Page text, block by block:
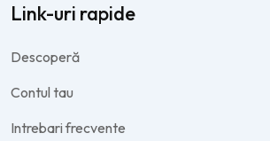
Link-uri rapide
Descoperă
Contul tau
Intrebari frecvente